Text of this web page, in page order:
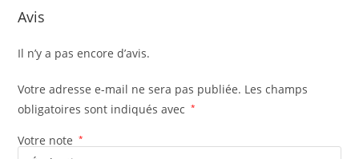
Avis
Il n’y a pas encore d’avis.
Votre adresse e-mail ne sera pas publiée. Les champs
obligatoires sont indiqués avec
*
Votre note *